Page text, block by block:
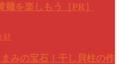
麺を楽しもう［PR］
材
みの宝石！干し貝柱の作